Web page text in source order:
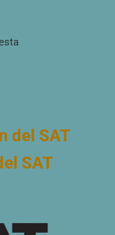
del SAT
SAT